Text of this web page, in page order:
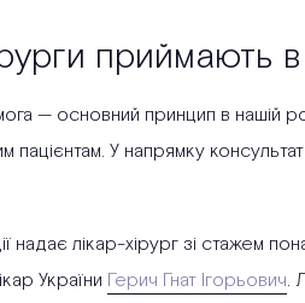
приймають
— основний принцип в нашій
пацієнтам. У напрямку
надає лікар-хірург зі стажем
України Герич Гнат Ігорьович.